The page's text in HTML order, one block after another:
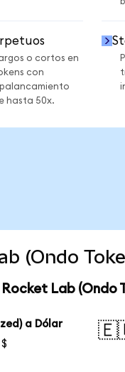
o cortos en
con
hasta 50x.
(Ondo
Lab (Ondo
a Dólar